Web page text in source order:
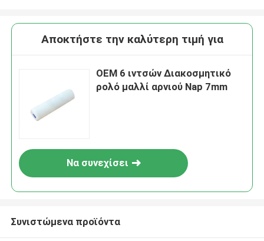
Αποκτήστε την καλύτερη τιμή για
OEM 6 ιντσών Διακοσμητικό
ρολό μαλλί αρνιού Nap 7mm
Να συνεχίσει
Συνιστώμενα προϊόντα